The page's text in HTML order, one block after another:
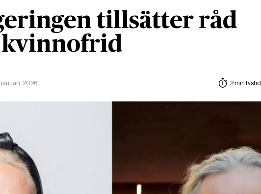
tillsätter råd
januari, 2026 2 min lästid